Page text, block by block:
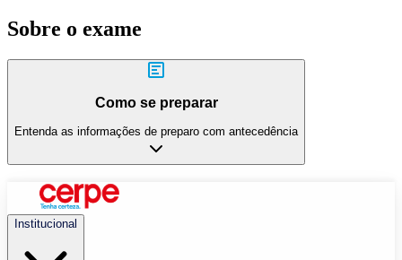
Sobre o exame
Como se preparar
Entenda as informações de preparo com antecedência
Institucional